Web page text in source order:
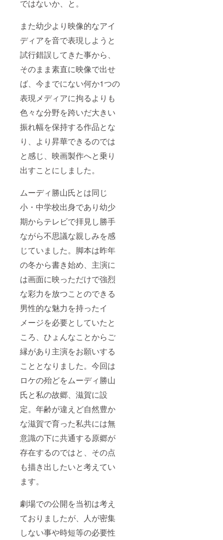
ではないか、と。
また幼少より映像的なアイ
ディアを音で表現しようと
試行錯誤してきた事から、
そのまま素直に映像で出せ
ば、今までにない何か1つの
表現メディアに拘るよりも
色々な分野を跨いだ大きい
振れ幅を保持する作品とな
り、より昇華できるのでは
と感じ、映画製作へと乗り
出すことにしました。
ムーディ勝山氏とは同じ
小・中学校出身であり幼少
期からテレビで拝見し勝手
ながら不思議な親しみを感
じていました。脚本は昨年
の冬から書き始め、主演に
は画面に映っただけで強烈
な彩力を放つことのできる
男性的な魅力を持ったイ
メージを必要としていたと
ころ、ひょんなことからご
縁があり主演をお願いする
こととなりました。今回は
ロケの殆どをムーディ勝山
氏と私の故郷、滋賀に設
定。年齢が違えど自然豊か
な滋賀で育った私共には無
意識の下に共通する原郷が
存在するのではと、その点
も描き出したいと考えてい
ます。
劇場での公開を当初は考え
ておりましたが、人が密集
しない事や時短等の必要性